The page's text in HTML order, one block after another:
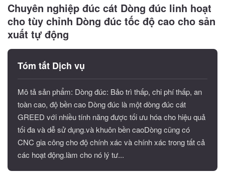
Chuyên nghiệp đúc cát Dòng đúc linh hoạt
cho tùy chỉnh Dòng đúc tốc độ cao cho sản
xuất tự động
Tóm tắt Dịch vụ
Mô tả sản phẩm: Dòng đúc: Bảo trì thấp, chi phí thấp, an
toàn cao, độ bền cao Dòng đúc là một dòng đúc cát
GREED với nhiều tính năng được tối ưu hóa cho hiệu quả
tối đa và dễ sử dụng.và khuôn bền caoDòng cũng có
CNC gia công cho độ chính xác và chính xác trong tất cả
các hoạt động.làm cho nó lý tư...